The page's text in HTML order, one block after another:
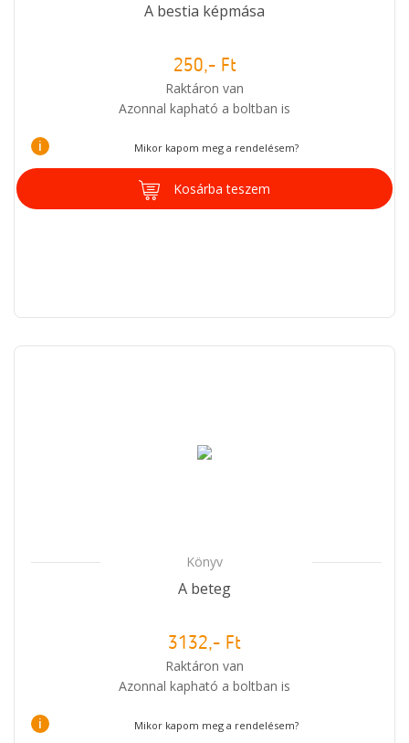
A bestia képmása
250,- Ft
Raktáron van
Azonnal kapható a boltban is
i Mikor kapom meg a rendelésem?
Kosárba teszem
Könyv
A beteg
3132,- Ft
Raktáron van
Azonnal kapható a boltban is
i Mikor kapom meg a rendelésem?